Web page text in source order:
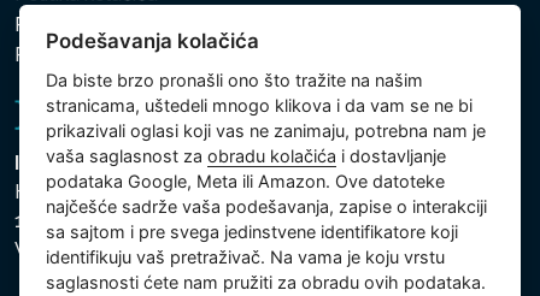
Politika zaštite ličnih i drugih obrađivanih podataka
Politika kolačića
Intex Trading, s.r.o.
Hradecká 2526/3
130 00 Praha 3
Vinohrady - Česká republika
Podešavanja kolačića
Da biste brzo pronašli ono što tražite na našim
stranicama, uštedeli mnogo klikova i da vam se ne bi
prikazivali oglasi koji vas ne zanimaju, potrebna nam je
vaša saglasnost zaobradu kolačića i dostavljanje
podataka Google, Meta ili Amazon. Ove datoteke
najčešće sadrže vaša podešavanja, zapise o interakciji
sa sajtom i pre svega jedinstvene identifikatore koji
identifikuju vaš pretraživač. Na vama je koju vrstu
saglasnosti ćete nam pružiti za obradu ovih podataka.